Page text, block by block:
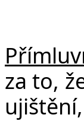
za to,